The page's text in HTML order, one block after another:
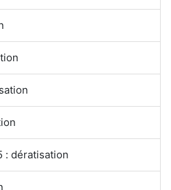
: dératisation